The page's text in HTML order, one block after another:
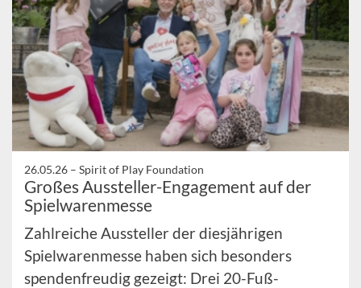
26.05.26 – Spirit of Play Foundation
Großes Aussteller-Engagement auf der
Spielwarenmesse
Zahlreiche Aussteller der diesjährigen
Spielwarenmesse haben sich besonders
spendenfreudig gezeigt: Drei 20-Fuß-